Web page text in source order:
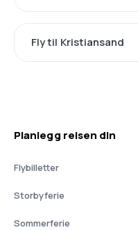
Fly til Kristiansand
Planlegg reisen din
Flybilletter
Storbyferie
Sommerferie